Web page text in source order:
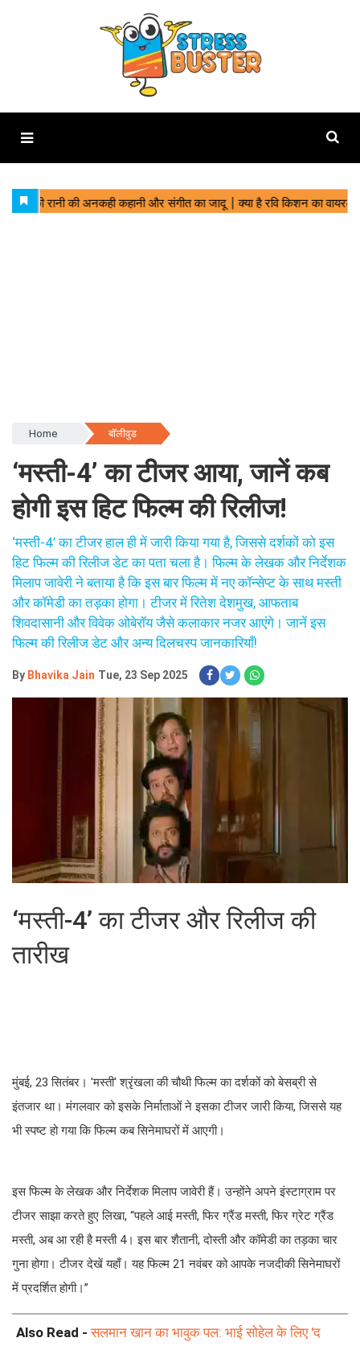
Home बॉलीवुड
‘मस्ती-4’ का टीजर आया, जानें कब
होगी इस हिट फिल्म की रिलीज!
‘मस्ती-4’ का टीजर हाल ही में जारी किया गया है, जिससे दर्शकों को इस
हिट फिल्म की रिलीज डेट का पता चला है। फिल्म के लेखक और निर्देशक
मिलाप जावेरी ने बताया है कि इस बार फिल्म में नए कॉन्सेप्ट के साथ मस्ती
और कॉमेडी का तड़का होगा। टीजर में रितेश देशमुख, आफताब
शिवदासानी और विवेक ओबेरॉय जैसे कलाकार नजर आएंगे। जानें इस
फिल्म की रिलीज डेट और अन्य दिलचस्प जानकारियाँ!
By Bhavika Jain Tue, 23 Sep 2025
‘मस्ती-4’ का टीजर और रिलीज की
तारीख
मुंबई, 23 सितंबर। 'मस्ती' श्रृंखला की चौथी फिल्म का दर्शकों को बेसब्री से
इंतजार था। मंगलवार को इसके निर्माताओं ने इसका टीजर जारी किया, जिससे यह
भी स्पष्ट हो गया कि फिल्म कब सिनेमाघरों में आएगी।
इस फिल्म के लेखक और निर्देशक मिलाप जावेरी हैं। उन्होंने अपने इंस्टाग्राम पर
टीजर साझा करते हुए लिखा, “पहले आई मस्ती, फिर ग्रैंड मस्ती, फिर ग्रेट ग्रैंड
मस्ती, अब आ रही है मस्ती 4। इस बार शैतानी, दोस्ती और कॉमेडी का तड़का चार
गुना होगा। टीजर देखें यहाँ। यह फिल्म 21 नवंबर को आपके नजदीकी सिनेमाघरों
में प्रदर्शित होगी।”
Also Read -सलमान खान का भावुक पल: भाई सोहेल के लिए 'द